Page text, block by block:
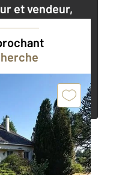
et vendeur,